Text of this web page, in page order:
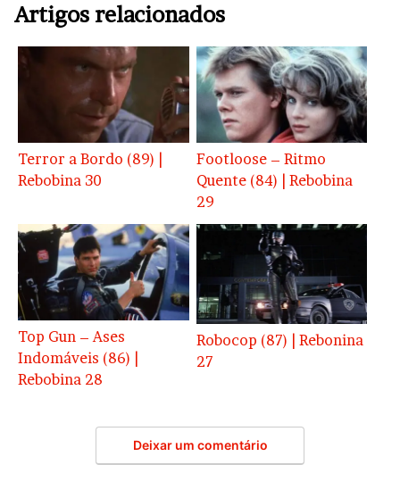
Artigos relacionados
Terror a Bordo (89) |
Rebobina 30
Footloose – Ritmo
Quente (84) | Rebobina
29
Top Gun – Ases
Indomáveis (86) |
Rebobina 28
Robocop (87) | Rebonina
27
Deixar um comentário